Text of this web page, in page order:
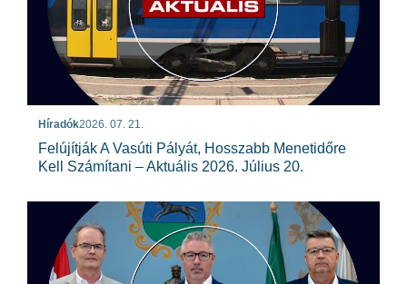
Híradók2026. 07. 21.
Felújítják A Vasúti Pályát, Hosszabb Menetidőre
Kell Számítani – Aktuális 2026. Július 20.